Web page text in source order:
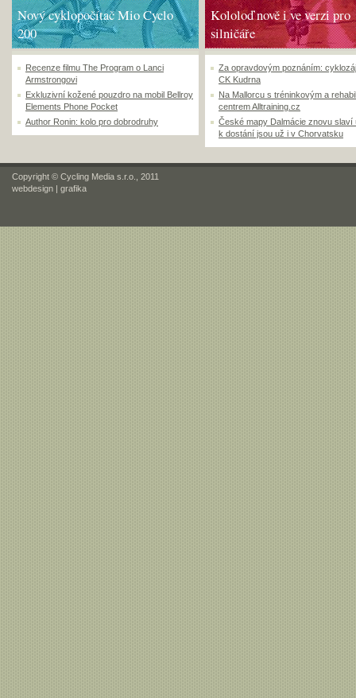
Nový cyklopočítač Mio Cyclo
200
Recenze filmu The Program o Lanci
Armstrongovi
Exkluzivní kožené pouzdro na mobil Bellroy
Elements Phone Pocket
Author Ronin: kolo pro dobrodruhy
Kololoď nově i ve verzi pro
silničáře
Za opravdovým poznáním:
CK Kudrna
Na Mallorcu s tréninkovým a
centrem Alltraining.cz
České mapy Dalmácie znovu slaví
k dostání jsou už i v Chorvatsku
Copyright © Cycling Media s.r.o., 2011
webdesign | grafika